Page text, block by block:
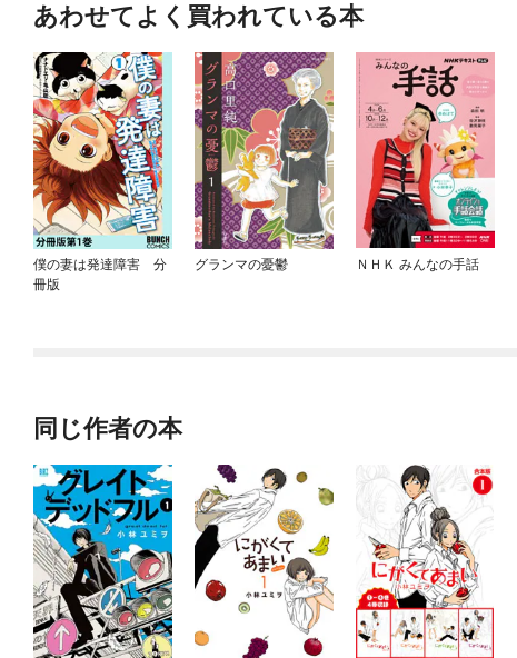
あわせてよく買われている本
僕の妻は発達障害 分
冊版
グランマの憂鬱 ＮＨＫ みんなの手話
同じ作者の本